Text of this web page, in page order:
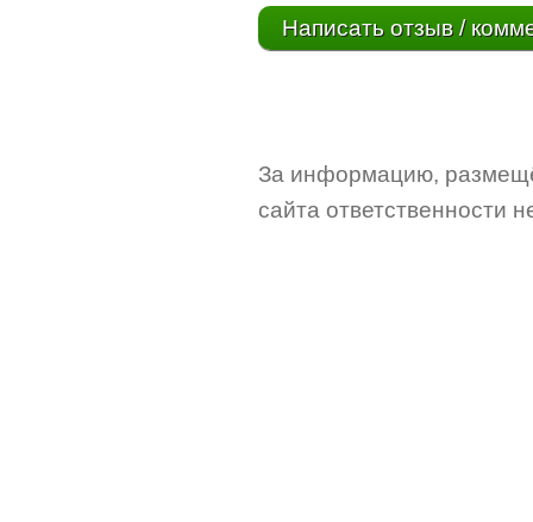
Написать отзыв /
За информацию,
сайта ответственности